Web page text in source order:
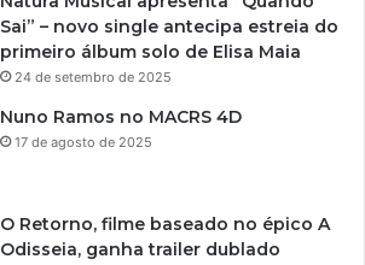
Sai” – novo single antecipa estreia do
primeiro álbum solo de Elisa Maia
24 de setembro de 2025
Nuno Ramos no MACRS 4D
17 de agosto de 2025
O Retorno, filme baseado no épico A
Odisseia, ganha trailer dublado